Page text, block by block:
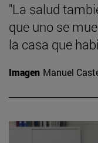
"La salud
que uno se
la casa que
Imagen Manuel